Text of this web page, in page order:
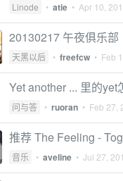
Linode • atie • Apr 10,
20130217 午夜俱乐部
天黑以后 • freefcw • Feb
Yet another ... 里的yet
问与答 • ruoran • Feb 27,
推荐 The Feeling -
音乐 • aveline • Jul 27,